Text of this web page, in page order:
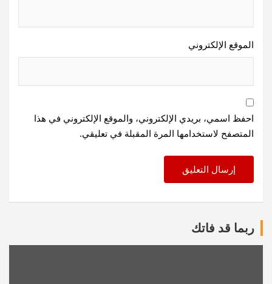
الموقع الإلكتروني
احفظ اسمي، بريدي الإلكتروني، والموقع الإلكتروني في هذا
المتصفح لاستخدامها المرة المقبلة في تعليقي.
ربما قد فاتك